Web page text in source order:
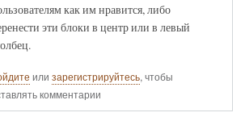
как им нравится, либо
эти блоки в центр или в левый
или зарегистрируйтесь, чтобы
комментарии